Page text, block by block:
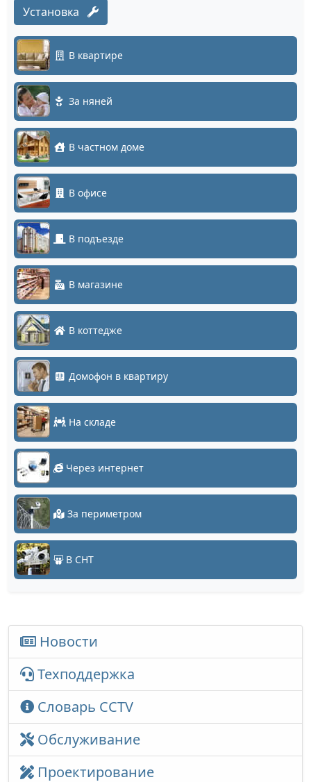
Установка
В квартире
За няней
В частном доме
В офисе
В подъезде
В магазине
В коттедже
Домофон в квартиру
На складе
Через интернет
За периметром
В СНТ
Новости
Техподдержка
Словарь CCTV
Обслуживание
Проектирование